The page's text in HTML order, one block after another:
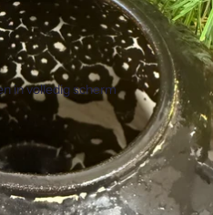
in volledig scherm